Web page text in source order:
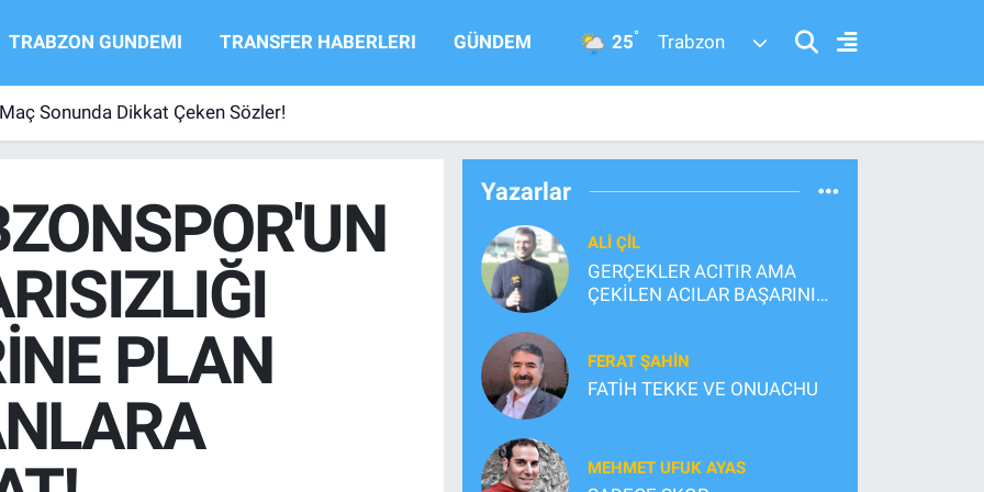
TRABZON GUNDEMI TRANSFER HABERLERI GÜNDEM 25° Trabzon
Sonunda Dikkat Çeken Sözler!
PLAN
Yazarlar
ALI ÇİL
GERÇEKLER ACITIR AMA
ÇEKİLEN ACILAR BAŞARININ
FERAT ŞAHİN
FATİH TEKKE VE ONUACHU
MEHMET UFUK AYAS